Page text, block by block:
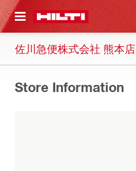
内容を表示
佐川急便株式会社 熊本店
Store Information